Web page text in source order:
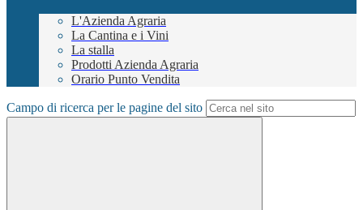
L'Azienda Agraria
La Cantina e i Vini
La stalla
Prodotti Azienda Agraria
Orario Punto Vendita
Campo di ricerca per le pagine del sito